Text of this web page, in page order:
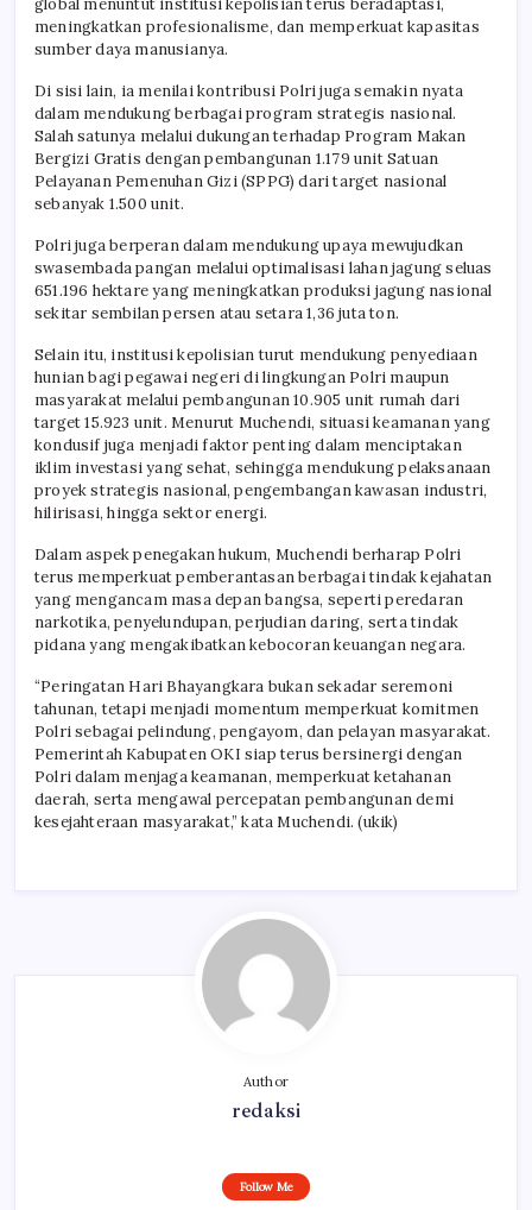
meningkatkan profesionalisme, dan memperkuat kapasitas
sumber daya manusianya.
Di sisi lain, ia menilai kontribusi Polri juga semakin nyata
dalam mendukung berbagai program strategis nasional.
Salah satunya melalui dukungan terhadap Program Makan
Bergizi Gratis dengan pembangunan 1.179 unit Satuan
Pelayanan Pemenuhan Gizi (SPPG) dari target nasional
sebanyak 1.500 unit.
Polri juga berperan dalam mendukung upaya mewujudkan
swasembada pangan melalui optimalisasi lahan jagung seluas
651.196 hektare yang meningkatkan produksi jagung nasional
sekitar sembilan persen atau setara 1,36 juta ton.
Selain itu, institusi kepolisian turut mendukung penyediaan
hunian bagi pegawai negeri di lingkungan Polri maupun
masyarakat melalui pembangunan 10.905 unit rumah dari
target 15.923 unit. Menurut Muchendi, situasi keamanan yang
kondusif juga menjadi faktor penting dalam menciptakan
iklim investasi yang sehat, sehingga mendukung pelaksanaan
proyek strategis nasional, pengembangan kawasan industri,
hilirisasi, hingga sektor energi.
Dalam aspek penegakan hukum, Muchendi berharap Polri
terus memperkuat pemberantasan berbagai tindak kejahatan
yang mengancam masa depan bangsa, seperti peredaran
narkotika, penyelundupan, perjudian daring, serta tindak
pidana yang mengakibatkan kebocoran keuangan negara.
“Peringatan Hari Bhayangkara bukan sekadar seremoni
tahunan, tetapi menjadi momentum memperkuat komitmen
Polri sebagai pelindung, pengayom, dan pelayan masyarakat.
Pemerintah Kabupaten OKI siap terus bersinergi dengan
Polri dalam menjaga keamanan, memperkuat ketahanan
daerah, serta mengawal percepatan pembangunan demi
kesejahteraan masyarakat,” kata Muchendi. (ukik)
Author
redaksi
Follow Me